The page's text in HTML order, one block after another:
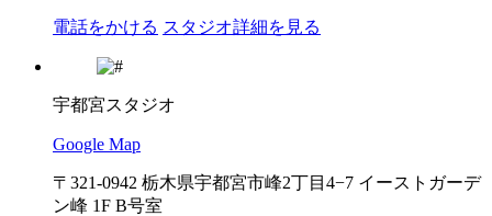
電話をかける スタジオ詳細を見る
宇都宮スタジオ
Google Map
〒321-0942 栃木県宇都宮市峰2丁目4−7 イーストガーデ
ン峰 1F B号室